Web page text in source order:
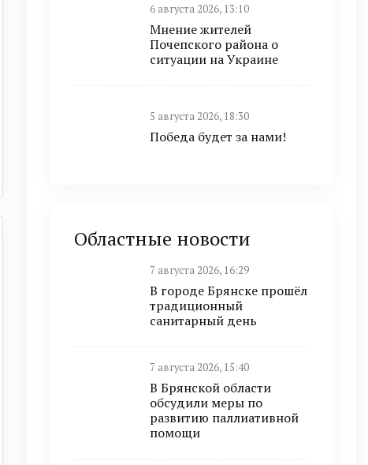
6 августа 2026, 13:10
Мнение жителей
Почепского района о
ситуации на Украине
5 августа 2026, 18:30
Победа будет за нами!
Областные новости
7 августа 2026, 16:29
В городе Брянске прошёл
традиционный
санитарный день
7 августа 2026, 15:40
В Брянской области
обсудили меры по
развитию паллиативной
помощи